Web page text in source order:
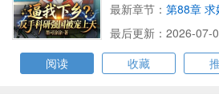
最新章节： 第88章 求
最后更新：2026-07-
阅读
收藏